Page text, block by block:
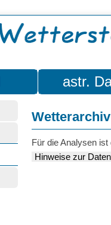
astr.
Für die Analysen
Hinweise zur